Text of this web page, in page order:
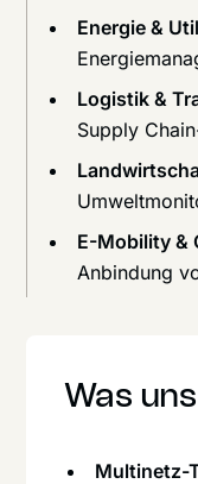
Energie &
Logistik &
Supply
E-Mobility &
Anbindung
Was
Multinetz-